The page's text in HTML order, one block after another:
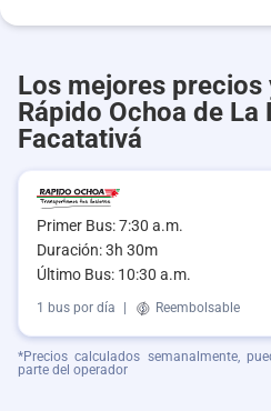
Los mejores precios
Rápido Ochoa de La
Facatativá
Primer Bus: 7:30 a.m.
Duración: 3h 30m
Último Bus: 10:30 a.m.
1 bus por día Reembolsable
*Precios calculados semanalmente,
parte del operador